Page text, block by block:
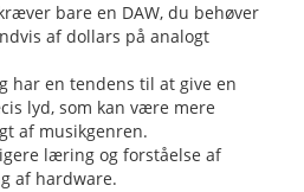
bare en DAW, du behøver
af dollars på analogt
har en tendens til at give en
lyd, som kan være mere
af musikgenren.
læring og forståelse af
af hardware.